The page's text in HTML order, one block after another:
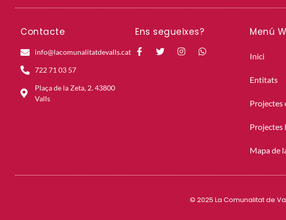
Contacte
info@lacomunalitatdevalls.cat
722 71 03 57
Plaça de la Zeta, 2. 43800
Valls
Ens segueixes? Menú
Inici
Entitats
Projectes
Projectes
Mapa de
© 2025 La Comunalitat de